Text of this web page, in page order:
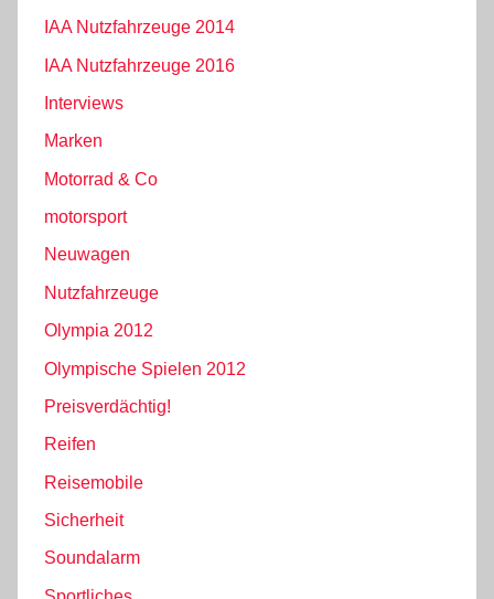
IAA Nutzfahrzeuge 2014
IAA Nutzfahrzeuge 2016
Interviews
Marken
Motorrad & Co
motorsport
Neuwagen
Nutzfahrzeuge
Olympia 2012
Olympische Spielen 2012
Preisverdächtig!
Reifen
Reisemobile
Sicherheit
Soundalarm